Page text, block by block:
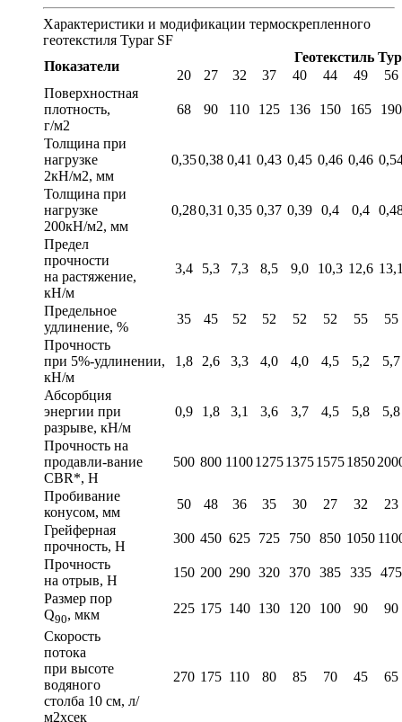
Характеристики и модификации термоскрепленного
геотекстиля Typar SF
Показатели
Геотекстиль
20
27 32 37 40 44 49
56
Поверхностная
плотность,
г/м2
68 90 110 125 136 150 165 190
Толщина при
нагрузке
2кН/м2, мм
0,350,38 0,41 0,43 0,45 0,46 0,46
Толщина при
нагрузке
200кН/м2, мм
0,280,31 0,35 0,37 0,39 0,4 0,4
Предел
прочности
на растяжение,
кН/м
3,4 5,3 7,3 8,5 9,0 10,3 12,6
Предельное
удлинение, %
35 45 52 52 52 52 55
55
Прочность
при 5%-удлинении,
кН/м
1,8 2,6 3,3 4,0 4,0 4,5 5,2 5,7
Абсорбция
энергии при
разрыве, кН/м
0,9 1,8 3,1 3,6 3,7 4,5 5,8 5,8
Прочность на
продавли-вание
CBR*, Н
500 800 11001275137515751850
Пробивание
конусом, мм
50 48 36 35 30 27 32
23
Грейферная
прочность, Н
300 450 625 725 750 850 1050
Прочность
на отрыв, Н
150 200 290 320 370 385 335 475
Размер пор
Q90, мкм 225 175 140 130 120 100 90
90
Скорость
потока
при высоте
водяного
столба 10 см, л/
м2хсек
270 175 110 80 85 70 45 65